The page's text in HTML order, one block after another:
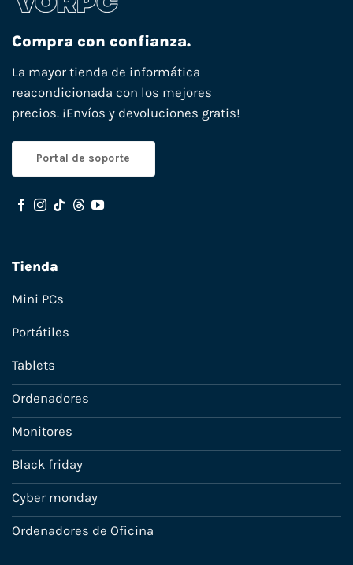
Compra con confianza.
La mayor tienda de informática
reacondicionada con los mejores
precios. ¡Envíos y devoluciones gratis!
Portal de soporte
Tienda
Mini PCs
Portátiles
Tablets
Ordenadores
Monitores
Black friday
Cyber monday
Ordenadores de Oficina